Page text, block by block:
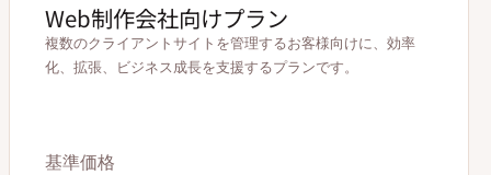
Web制作会社向けプラン
複数のクライアントサイトを管理するお客様向けに、効率
化、拡張、ビジネス成長を支援するプランです。
基準価格